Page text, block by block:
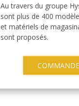
Au travers du groupe
sont plus de 400
et matériels de
sont proposés.